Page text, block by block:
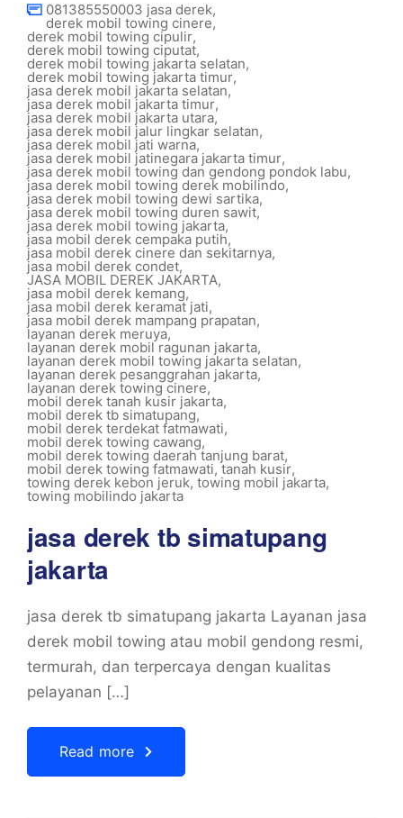
081385550003 jasa derek,
derek mobil towing cinere,
derek mobil towing cipulir,
derek mobil towing ciputat,
derek mobil towing jakarta selatan,
derek mobil towing jakarta timur,
jasa derek mobil jakarta selatan,
jasa derek mobil jakarta timur,
jasa derek mobil jakarta utara,
jasa derek mobil jalur lingkar selatan,
jasa derek mobil jati warna,
jasa derek mobil jatinegara jakarta timur,
jasa derek mobil towing dan gendong pondok labu,
jasa derek mobil towing derek mobilindo,
jasa derek mobil towing dewi sartika,
jasa derek mobil towing duren sawit,
jasa derek mobil towing jakarta,
jasa mobil derek cempaka putih,
jasa mobil derek cinere dan sekitarnya,
jasa mobil derek condet,
JASA MOBIL DEREK JAKARTA,
jasa mobil derek kemang,
jasa mobil derek keramat jati,
jasa mobil derek mampang prapatan,
layanan derek meruya,
layanan derek mobil ragunan jakarta,
layanan derek mobil towing jakarta selatan,
layanan derek pesanggrahan jakarta,
layanan derek towing cinere,
mobil derek tanah kusir jakarta,
mobil derek tb simatupang,
mobil derek terdekat fatmawati,
mobil derek towing cawang,
mobil derek towing daerah tanjung barat,
mobil derek towing fatmawati,tanah kusir,
towing derek kebon jeruk, towing mobil jakarta,
towing mobilindo jakarta
jasa derek tb simatupang
jakarta
jasa derek tb simatupang jakarta Layanan jasa
derek mobil towing atau mobil gendong resmi,
termurah, dan terpercaya dengan kualitas
pelayanan […]
Read more